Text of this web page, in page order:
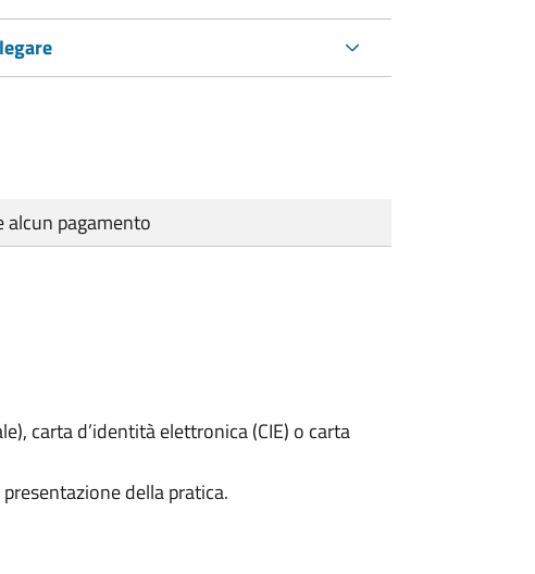
alcun pagamento
carta d’identità elettronica (CIE) o carta
della pratica.